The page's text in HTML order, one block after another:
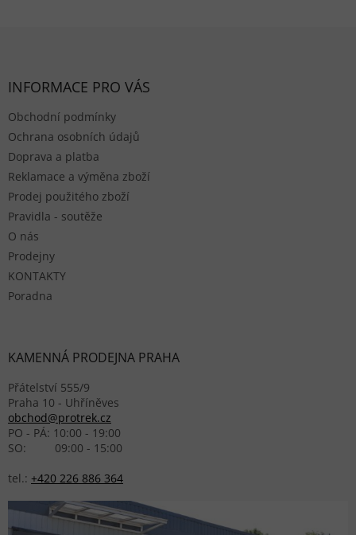
INFORMACE PRO VÁS
Obchodní podmínky
Ochrana osobních údajů
Doprava a platba
Reklamace a výměna zboží
Prodej použitého zboží
Pravidla - soutěže
O nás
Prodejny
KONTAKTY
Poradna
KAMENNÁ PRODEJNA PRAHA
Přátelství 555/9
Praha 10 - Uhříněves
obchod@protrek.cz
PO - PÁ: 10:00 - 19:00
SO: 09:00 - 15:00
tel.: +420 226 886 364